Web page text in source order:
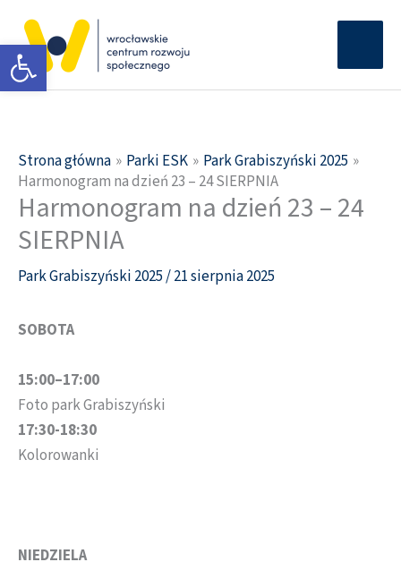
Otwórz pasek narzędzi
treści
Strona główna Parki ESK
Park Grabiszyński 2025
Harmonogram na dzień 23 – 24 SIERPNIA
Harmonogram na dzień 23 – 24
SIERPNIA
Park Grabiszyński 2025/21 sierpnia 2025
SOBOTA
15:00–17:00
Foto park Grabiszyński
17:30-18:30
Kolorowanki
NIEDZIELA